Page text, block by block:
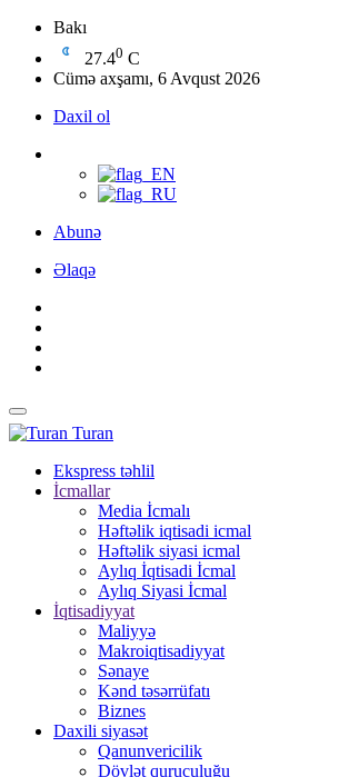
Bakı
27.40 C
Cümə axşamı, 6 Avqust 2026
Daxil ol
Abunə
Əlaqə
Turan
Ekspress təhlil
İcmallar
Media İcmalı
Həftəlik iqtisadi icmal
Həftəlik siyasi icmal
Aylıq İqtisadi İcmal
Aylıq Siyasi İcmal
İqtisadiyyat
Maliyyə
Makroiqtisadiyyat
Sənaye
Kənd təsərrüfatı
Biznes
Daxili siyasət
Qanunvericilik
Dövlət quruculuğu